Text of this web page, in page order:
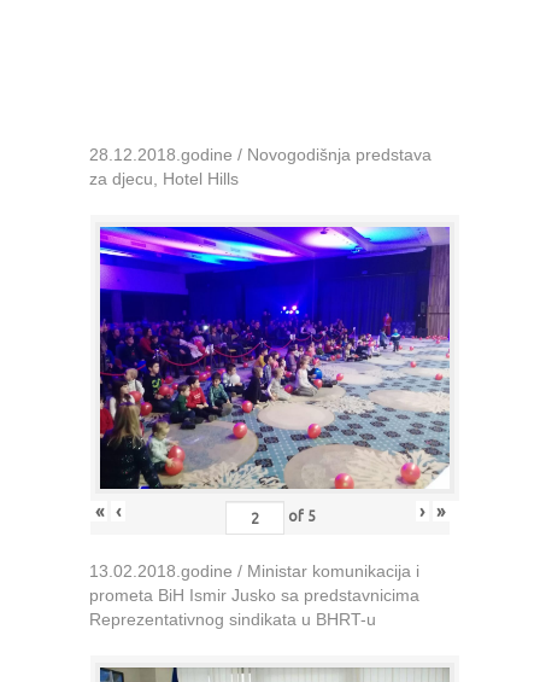
28.12.2018.godine / Novogodišnja predstava
za djecu, Hotel Hills
« ‹ of 5 › »
13.02.2018.godine / Ministar komunikacija i
prometa BiH Ismir Jusko sa predstavnicima
Reprezentativnog sindikata u BHRT-u